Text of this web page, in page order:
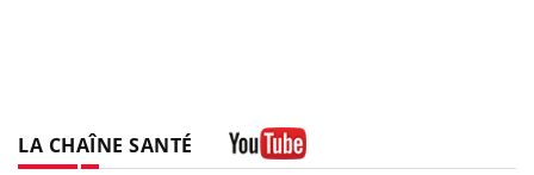
LA CHAÎNE SANTÉ